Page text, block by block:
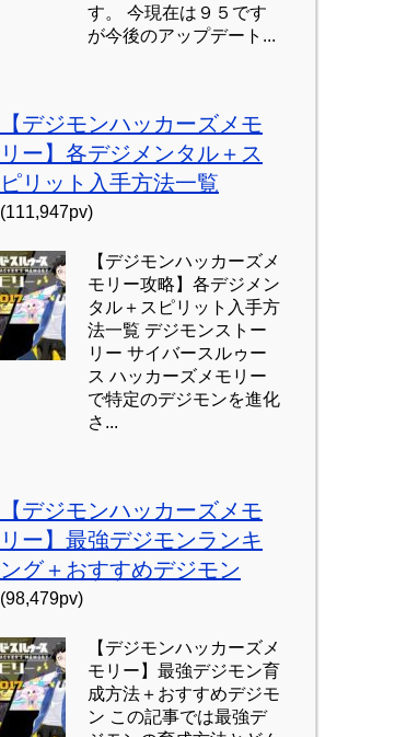
す。 今現在は９５です
が今後のアップデート...
【デジモンハッカーズメモ
リー】各デジメンタル＋ス
ピリット入手方法一覧
(111,947pv)
【デジモンハッカーズメ
モリー攻略】各デジメン
タル＋スピリット入手方
法一覧 デジモンストー
リー サイバースルゥー
ス ハッカーズメモリー
で特定のデジモンを進化
さ...
【デジモンハッカーズメモ
リー】最強デジモンランキ
ング＋おすすめデジモン
(98,479pv)
【デジモンハッカーズメ
モリー】最強デジモン育
成方法＋おすすめデジモ
ン この記事では最強デ